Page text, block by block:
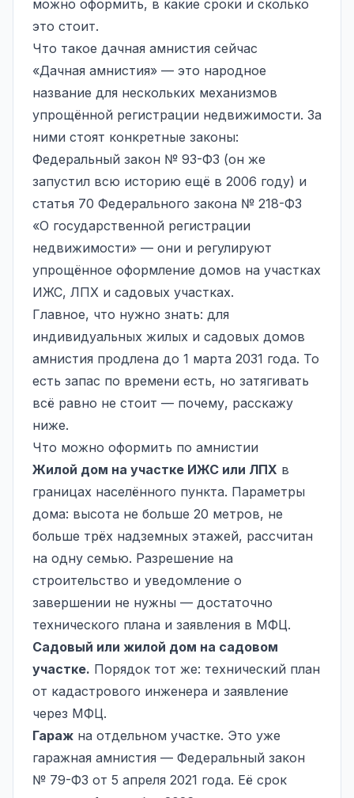
можно оформить, в какие сроки и сколько
это стоит.
Что такое дачная амнистия сейчас
«Дачная амнистия» — это народное
название для нескольких механизмов
упрощённой регистрации недвижимости. За
ними стоят конкретные законы:
Федеральный закон № 93-ФЗ (он же
запустил всю историю ещё в 2006 году) и
статья 70 Федерального закона № 218-ФЗ
«О государственной регистрации
недвижимости» — они и регулируют
упрощённое оформление домов на участках
ИЖС, ЛПХ и садовых участках.
Главное, что нужно знать: для
индивидуальных жилых и садовых домов
амнистия продлена до 1 марта 2031 года. То
есть запас по времени есть, но затягивать
всё равно не стоит — почему, расскажу
ниже.
Что можно оформить по амнистии
Жилой дом на участке ИЖС или ЛПХ в
границах населённого пункта. Параметры
дома: высота не больше 20 метров, не
больше трёх надземных этажей, рассчитан
на одну семью. Разрешение на
строительство и уведомление о
завершении не нужны — достаточно
технического плана и заявления в МФЦ.
Садовый или жилой дом на садовом
участке. Порядок тот же: технический план
от кадастрового инженера и заявление
через МФЦ.
Гараж на отдельном участке. Это уже
гаражная амнистия — Федеральный закон
№ 79-ФЗ от 5 апреля 2021 года. Её срок